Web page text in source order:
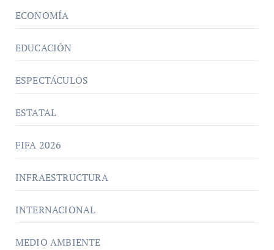
ECONOMÍA
EDUCACIÓN
ESPECTÁCULOS
ESTATAL
FIFA 2026
INFRAESTRUCTURA
INTERNACIONAL
MEDIO AMBIENTE